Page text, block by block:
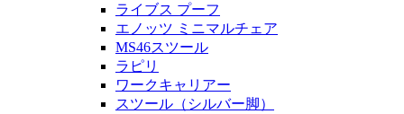
ライブス プーフ
エノッツ ミニマルチェア
MS46スツール
ラピリ
ワークキャリアー
スツール（シルバー脚）